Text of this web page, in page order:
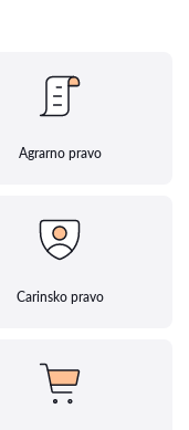
Agrarno pravo
Carinsko pravo